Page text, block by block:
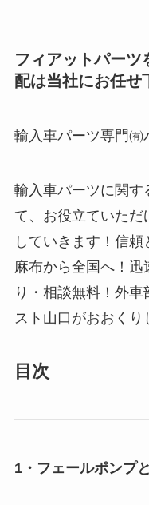
フィアットパーツ
配は当社にお任せ
輸入車パーツ専門㈲
輸入車パーツに関す
て、お役立ていた
していきます！信
麻布から全国へ！迅
り・相談無料！外
スト山口がおおくり
目次
1・フェールポンプ